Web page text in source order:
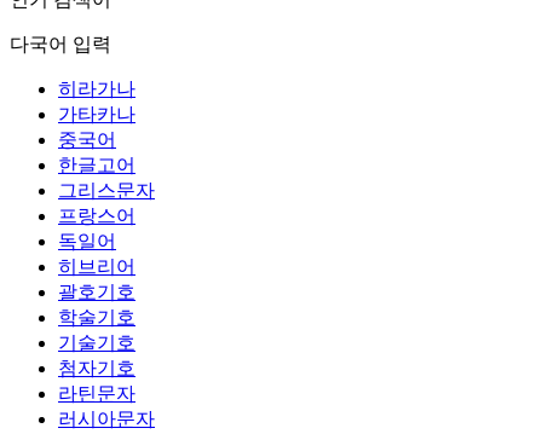
다국어 입력
히라가나
가타카나
중국어
한글고어
그리스문자
프랑스어
독일어
히브리어
괄호기호
학술기호
기술기호
첨자기호
라틴문자
러시아문자